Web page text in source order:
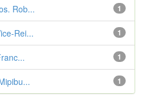
1
Rob...
1
Rei...
1
1